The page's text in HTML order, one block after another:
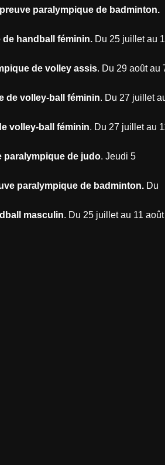
paralympique de badminton.
handball féminin. Du 25 juillet au
de volley assis. Du 29 août au
de volley-ball féminin. Du 27 juillet
volley-ball féminin. Du 27 juillet au
paralympique de judo. Jeudi 5
paralympique de badminton. Du
masculin. Du 25 juillet au 11 août